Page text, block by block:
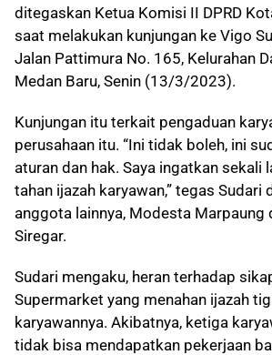
ditegaskan Ketua Komisi II DPRD
saat melakukan kunjungan ke Vigo
Jalan Pattimura No. 165, Kelurahan
Medan Baru, Senin (13/3/2023).
Kunjungan itu terkait pengaduan
perusahaan itu. “Ini tidak boleh, ini
aturan dan hak. Saya ingatkan sekali
tahan ijazah karyawan,” tegas Sudari
anggota lainnya, Modesta Marpaung
Siregar.
Sudari mengaku, heran terhadap
Supermarket yang menahan ijazah
karyawannya. Akibatnya, ketiga
tidak bisa mendapatkan pekerjaan